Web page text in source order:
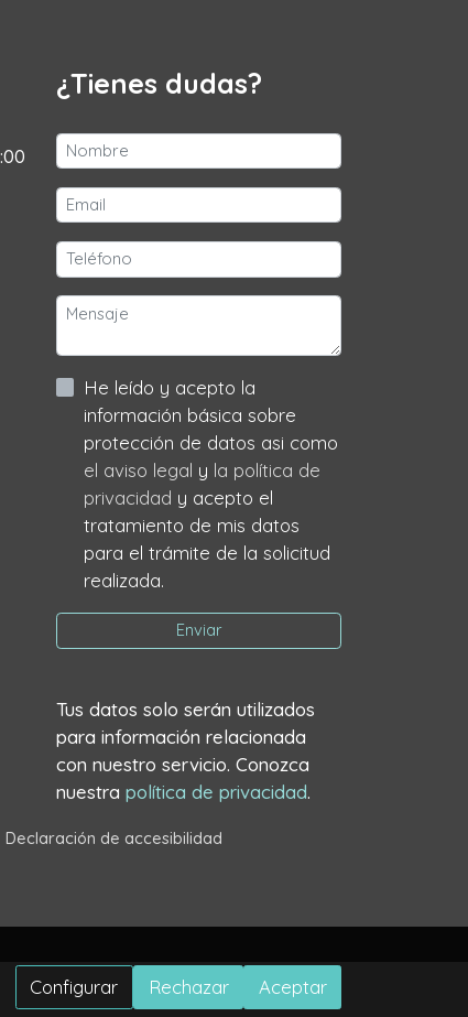
¿Tienes dudas?
He leído y acepto la
información básica sobre
protección de datos asi como
el aviso legal y la política de
privacidad y acepto el
tratamiento de mis datos
para el trámite de la solicitud
realizada.
Enviar
Tus datos solo serán utilizados
para información relacionada
con nuestro servicio. Conozca
nuestra política de privacidad.
Declaración de accesibilidad
Configurar Rechazar Aceptar